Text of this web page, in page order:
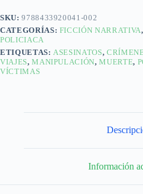
SKU:9788433920041-002
CATEGORÍAS: FICCIÓN NARRATIVA
POLICIACA
ETIQUETAS: ASESINATOS,
VIAJES,MANIPULACIÓN,MUERTE,
VÍCTIMAS
Información